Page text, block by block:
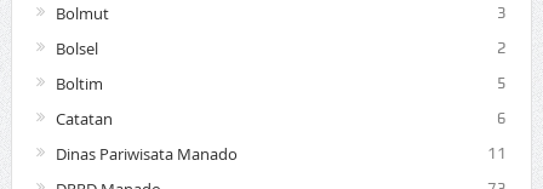
Bolmut 3
Bolsel 2
Boltim 5
Catatan 6
Dinas Pariwisata Manado 11